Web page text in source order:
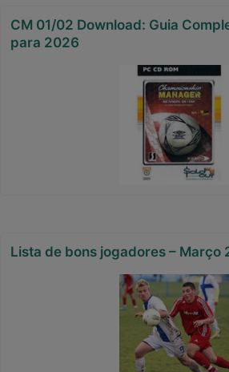
CM 01/02 Download: Guia
para 2026
Lista de bons jogadores – Março